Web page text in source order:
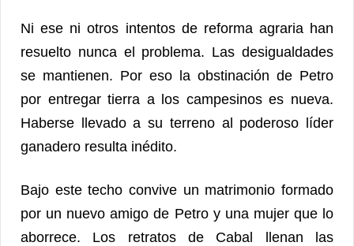
Ni ese ni otros intentos de reforma agraria han
resuelto nunca el problema. Las desigualdades
se mantienen. Por eso la obstinación de Petro
por entregar tierra a los campesinos es nueva.
Haberse llevado a su terreno al poderoso líder
ganadero resulta inédito.
Bajo este techo convive un matrimonio formado
por un nuevo amigo de Petro y una mujer que lo
aborrece. Los retratos de Cabal llenan las